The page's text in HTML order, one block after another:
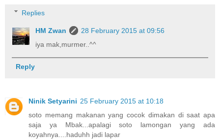
Replies
HM Zwan
28 February 2015 at 09:56
iya mak,murmer..^^
Reply
Ninik Setyarini 25 February 2015 at 10:18
soto memang makanan yang cocok dimakan di saat apa
saja ya Mbak...apalagi soto lamongan yang ada
koyahnya....haduhh jadi lapar